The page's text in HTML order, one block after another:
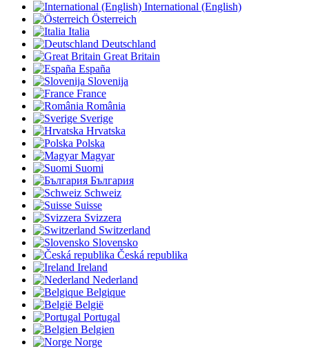
International (English)
Österreich
Italia
Deutschland
Great Britain
España
Slovenija
France
România
Sverige
Hrvatska
Polska
Magyar
Suomi
България
Schweiz
Suisse
Svizzera
Switzerland
Slovensko
Česká republika
Ireland
Nederland
Belgique
België
Portugal
Belgien
Norge